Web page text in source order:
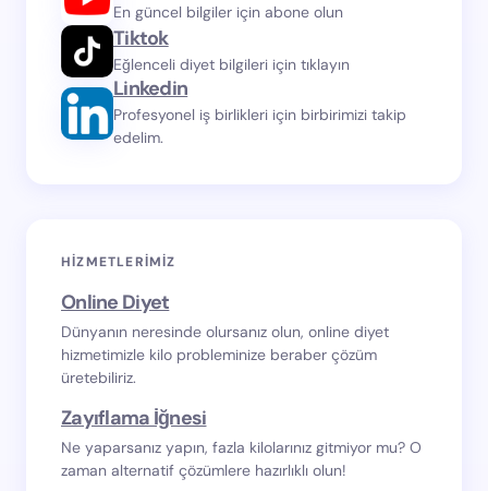
En güncel bilgiler için abone olun
Tiktok
Eğlenceli diyet bilgileri için tıklayın
Linkedin
Profesyonel iş birlikleri için birbirimizi takip
edelim.
HIZMETLERIMIZ
Online Diyet
Dünyanın neresinde olursanız olun, online diyet
hizmetimizle kilo probleminize beraber çözüm
üretebiliriz.
Zayıflama İğnesi
Ne yaparsanız yapın, fazla kilolarınız gitmiyor mu? O
zaman alternatif çözümlere hazırlıklı olun!